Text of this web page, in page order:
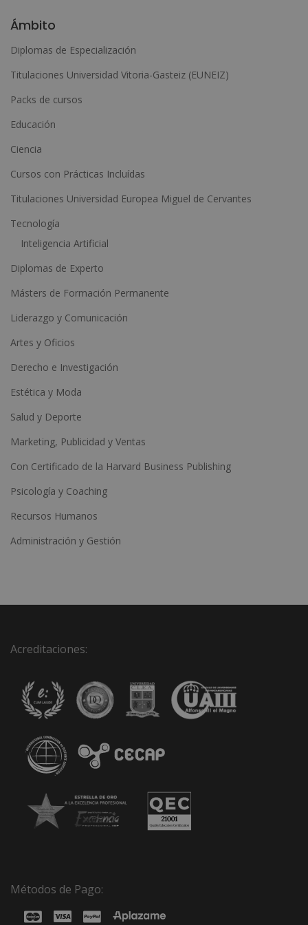
e
r
n
i
v
e
Ámbito
Diplomas de Especialización
Titulaciones Universidad Vitoria-Gasteiz (EUNEIZ)
Packs de cursos
Educación
Ciencia
Cursos con Prácticas Incluídas
Titulaciones Universidad Europea Miguel de Cervantes
Tecnología
Inteligencia Artificial
Diplomas de Experto
Másters de Formación Permanente
Liderazgo y Comunicación
Artes y Oficios
Derecho e Investigación
Estética y Moda
Salud y Deporte
Marketing, Publicidad y Ventas
Con Certificado de la Harvard Business Publishing
Psicología y Coaching
Recursos Humanos
Administración y Gestión
Acreditaciones:
Métodos de Pago: